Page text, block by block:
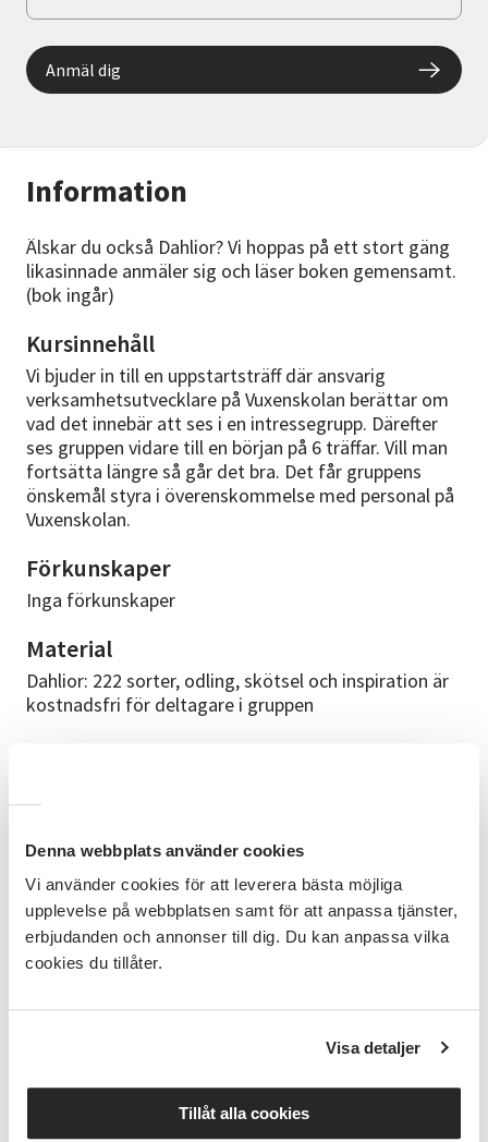
Denna webbplats använder cookies
Vi använder cookies för att leverera bästa möjliga
upplevelse på webbplatsen samt för att anpassa tjänster,
erbjudanden och annonser till dig. Du kan anpassa vilka
cookies du tillåter.
Visa detaljer
Tillåt alla cookies
Information
Älskar du också Dahlior? Vi hoppas på ett stort gäng
likasinnade anmäler sig och läser boken gemensamt.
(bok ingår)
Kursinnehåll
Vi bjuder in till en uppstartsträff där ansvarig
verksamhetsutvecklare på Vuxenskolan berättar om
vad det innebär att ses i en intressegrupp. Därefter
ses gruppen vidare till en början på 6 träffar. Vill man
fortsätta längre så går det bra. Det får gruppens
önskemål styra i överenskommelse med personal på
Vuxenskolan.
Förkunskaper
Inga förkunskaper
Material
Dahlior: 222 sorter, odling, skötsel och inspiration är
kostnadsfri för deltagare i gruppen
7C Handikappanpassad toalett och dörröppnare finns
Kursledare
En intressegrupp bygger på gruppens gemensamma
lärande, det finns alltså ingen arvoderad lärande
ledare. En intressegrupp är kostnadsfri att vara med i
gruppen behöver utses till cirkelledare för att
ansvar för det. För den som blir cirkelledare får
ledarutbildning och erbjuds gemenskap vid våra
årliga cirkelledarträffar som tack för hjälpen. Ett fint
Anmäl dig